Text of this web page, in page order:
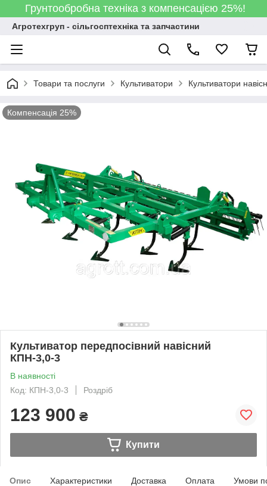
Грунтообробна техніка з компенсацією 25%!
Агротехгруп - сільгосптехніка та запчастини
Товари та послуги Культиватори Культиватори
Компенсація 25%
Культиватор передпосівний навісний
КПН-3,0-3
В наявності
Код: КПН-3,0-3
Роздріб
123 900 ₴
Купити
Опис Характеристики Доставка Оплата Умови